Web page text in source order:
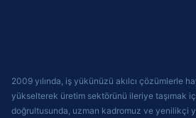
2009 yılında, iş yükünüzü akılcı çözümlerle
yükselterek üretim sektörünü ileriye taşımak
doğrultusunda, uzman kadromuz ve yenilikçi